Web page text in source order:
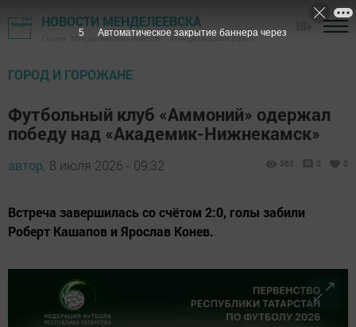
НОВОСТИ МЕНДЕЛЕЕВСКА
Газета "Менделеевские новости" - Менделеевский район
ГОРОД И ГОРОЖАНЕ
Футбольный клуб «Аммоний» одержал
победу над «Академик-Нижнекамск»
автор, 8 июля 2026 - 09:32 363 0 0
Встреча завершилась со счётом 2:0, голы забили
Роберт Кашапов и Ярослав Конев.
4 Автоматическое закрытие баннера через